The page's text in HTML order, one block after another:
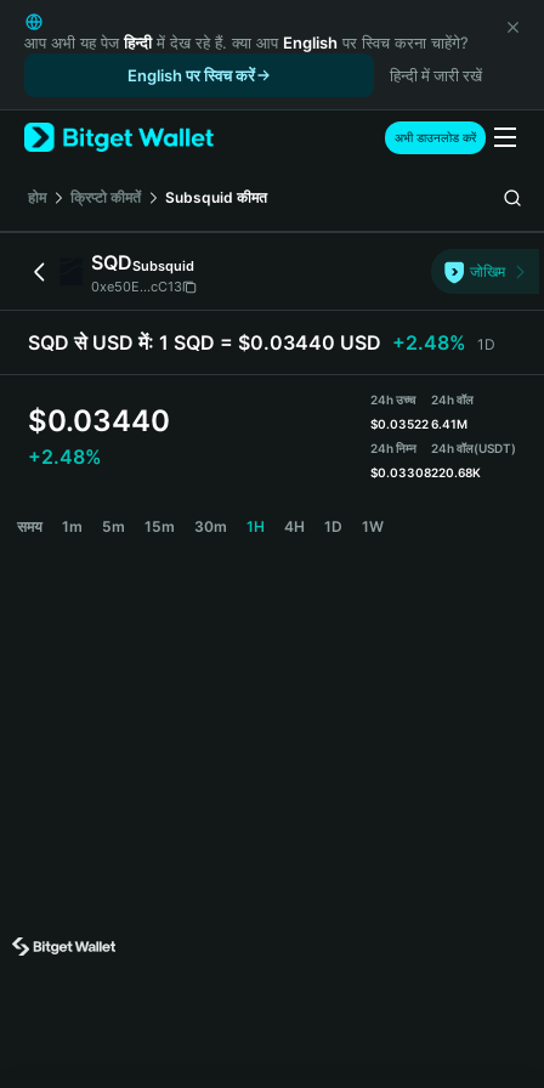
English
日本語
Русский
Español (Latinoamérica)
Türkçe
Italiano
简体中文
繁體中文
Português (Portugal)
हिन्दी
Español (Argentina)
आप अभी यह पेजहिन्दीमें देख रहे हैं. क्या आप English पर स्विच करना चाहेंगे?
English पर स्विच करें
हिन्दी में जारी रखें
अभी डाउनलोड करें
होम क्रिप्टो कीमतें Subsquid कीमत
SQDSubsquid
0xe50E...cC13
जोखिम
SQD से USD में: 1 SQD = $0.03440 USD +2.48% 1D
$0.03440
+2.48%
24h उच्च
$0.03522
24h निम्न
$0.03308
24h वॉल
6.41M
24h वॉल(USDT)
220.68K
समय 1m 5m 15m 30m 1H 4H 1D 1W